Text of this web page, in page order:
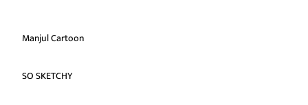
Manjul Cartoon
SO SKETCHY